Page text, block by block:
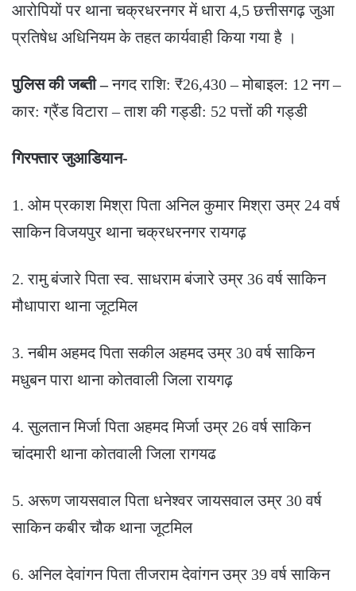
आरोपियों पर थाना चक्रधरनगर में धारा 4,5 छत्तीसगढ़ जुआ
प्रतिषेध अधिनियम के तहत कार्यवाही किया गया है ।
पुलिस की जब्ती –नगद राशि: ₹26,430 – मोबाइल: 12 नग –
कार: ग्रैंड विटारा – ताश की गड्डी: 52 पत्तों की गड्डी
गिरफ्तार जुआडियान-
1. ओम प्रकाश मिश्रा पिता अनिल कुमार मिश्रा उम्र 24 वर्ष
साकिन विजयपुर थाना चक्रधरनगर रायगढ़
2. रामु बंजारे पिता स्व. साधराम बंजारे उम्र 36 वर्ष साकिन
मौधापारा थाना जूटमिल
3. नबीम अहमद पिता सकील अहमद उम्र 30 वर्ष साकिन
मधुबन पारा थाना कोतवाली जिला रायगढ़
4. सुलतान मिर्जा पिता अहमद मिर्जा उम्र 26 वर्ष साकिन
चांदमारी थाना कोतवाली जिला रागयढ
5. अरूण जायसवाल पिता धनेश्वर जायसवाल उम्र 30 वर्ष
साकिन कबीर चौक थाना जूटमिल
6. अनिल देवांगन पिता तीजराम देवांगन उम्र 39 वर्ष साकिन